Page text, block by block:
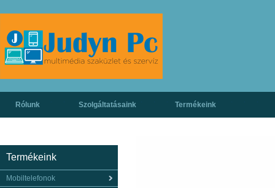
Rólunk Szolgáltatásaink Termékeink
Termékeink
Mobiltelefonok